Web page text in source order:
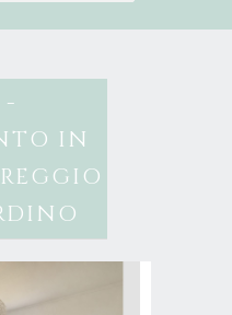
-
IN